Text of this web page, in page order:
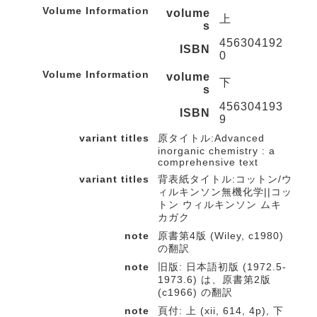
Volume Information
volume
s
上
ISBN
456304192
0
Volume Information
volume
s
下
ISBN
456304193
9
variant titles
原タイトル:Advanced
inorganic chemistry : a
comprehensive text
variant titles
背表紙タイトル:コットン/ウ
ィルキンソン無機化学||コッ
トン ウィルキンソン ムキ
カガク
note
原書第4版 (Wiley, c1980)
の翻訳
note
旧版: 日本語初版 (1972.5-
1973.6) は、原書第2版
(c1966) の翻訳
note
頁付: 上 (xii, 614, 4p), 下